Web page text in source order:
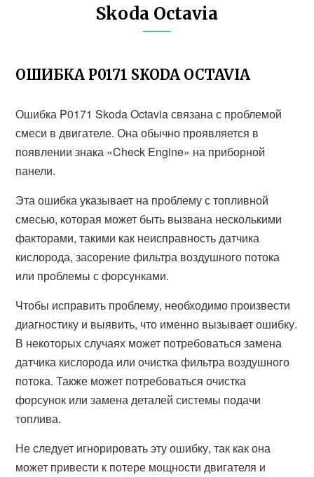
Skoda Octavia
ОШИБКА P0171 SKODA OCTAVIA
Ошибка P0171 Skoda Octavia связана с проблемой
смеси в двигателе. Она обычно проявляется в
появлении знака «Check Engine» на приборной
панели.
Эта ошибка указывает на проблему с топливной
смесью, которая может быть вызвана несколькими
факторами, такими как неисправность датчика
кислорода, засорение фильтра воздушного потока
или проблемы с форсунками.
Чтобы исправить проблему, необходимо произвести
диагностику и выявить, что именно вызывает ошибку.
В некоторых случаях может потребоваться замена
датчика кислорода или очистка фильтра воздушного
потока. Также может потребоваться очистка
форсунок или замена деталей системы подачи
топлива.
Не следует игнорировать эту ошибку, так как она
может привести к потере мощности двигателя и